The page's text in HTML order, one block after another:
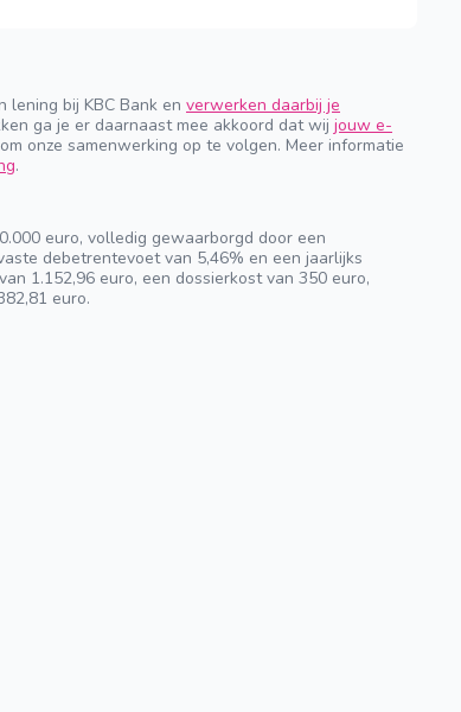
bij KBC Bank en verwerken daarbij je
ga je er daarnaast mee akkoord dat wij jouw e-
onze samenwerking op te volgen. Meer informatie
.
euro, volledig gewaarborgd door een
debetrentevoet van 5,46% en een jaarlijks
1.152,96 euro, een dossierkost van 350 euro,
euro.